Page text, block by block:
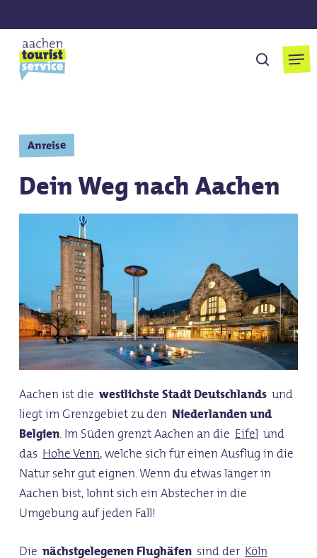
to
main
content
suchen
Anreise
Dein Weg nach Aachen
Aachen ist diewestlichste Stadt Deutschlands und
liegt im Grenzgebiet zu den Niederlanden und
Belgien. Im Süden grenzt Aachen an dieEifel und
dasHohe Venn, welche sich für einen Ausflug in die
Natur sehr gut eignen. Wenn du etwas länger in
Aachen bist, lohnt sich ein Abstecher in die
Umgebung auf jeden Fall!
Dienächstgelegenen Flughäfen sind derKöln